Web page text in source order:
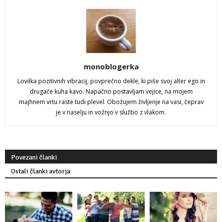
monoblogerka
Lovilka pozitivnih vibracij, povprečno dekle, ki piše svoj alter ego in
drugače kuha kavo. Napačno postavljam vejice, na mojem
majhnem vrtu raste tudi plevel. Obožujem življenje na vasi, čeprav
je v naselju in vožnjo v službo z vlakom.
Povezani članki
Ostali članki avtorja